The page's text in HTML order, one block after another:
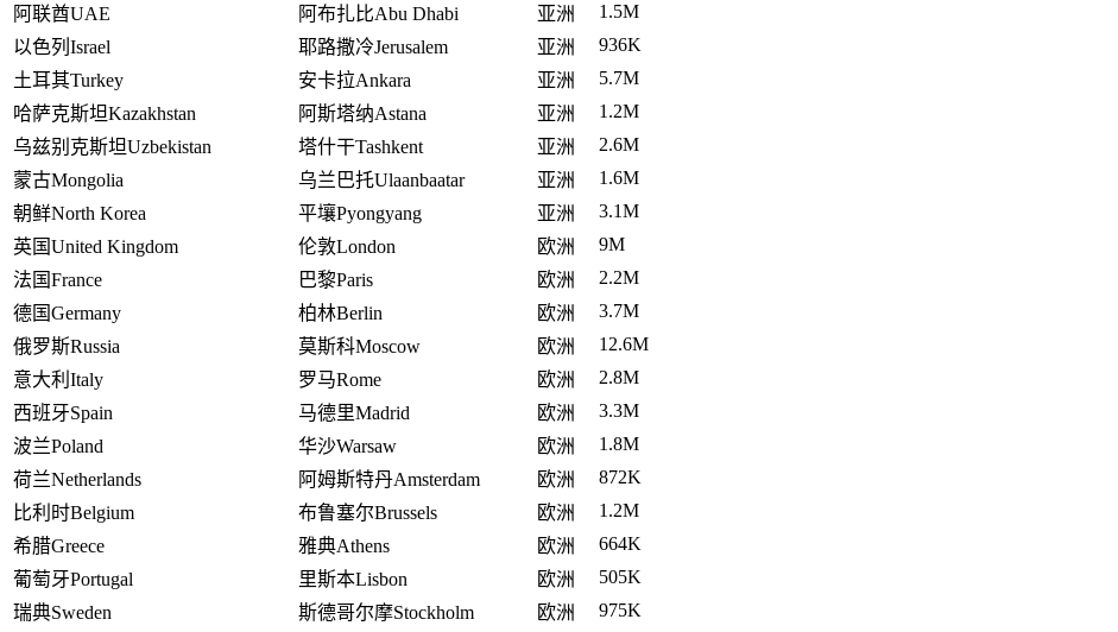
阿联酋UAE 阿布扎比Abu Dhabi 亚洲
1.5M
以色列 Israel 耶路撒冷Jerusalem 亚洲
936K
土耳其Turkey 安卡拉Ankara 亚洲
5.7M
哈萨克斯坦Kazakhstan 阿斯塔纳Astana 亚洲
1.2M
乌兹别克斯坦Uzbekistan 塔什干Tashkent 亚洲
2.6M
蒙古Mongolia 乌兰巴托Ulaanbaatar 亚洲
1.6M
朝鲜North Korea 平壤Pyongyang 亚洲
3.1M
英国United Kingdom 伦敦London 欧洲
9M
法国France 巴黎Paris 欧洲
2.2M
德国Germany 柏林Berlin 欧洲
3.7M
俄罗斯Russia 莫斯科Moscow 欧洲
12.6M
意大利 Italy 罗马Rome 欧洲
2.8M
西班牙Spain 马德里Madrid 欧洲
3.3M
波兰Poland 华沙Warsaw 欧洲
1.8M
荷兰Netherlands 阿姆斯特丹Amsterdam 欧洲
872K
比利时Belgium 布鲁塞尔Brussels 欧洲
1.2M
希腊Greece 雅典Athens 欧洲
664K
葡萄牙Portugal 里斯本Lisbon 欧洲
505K
瑞典Sweden 斯德哥尔摩Stockholm 欧洲
975K